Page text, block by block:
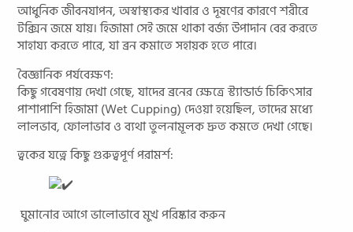
আধুনিক জীবনযাপন, অস্বাস্থ্যকর খাবার ও দূষণের কারণে শরীরে
টক্সিন জমে যায়। হিজামা সেই জমে থাকা বর্জ্য উপাদান বের করতে
সাহায্য করতে পারে, যা ব্রন কমাতে সহায়ক হতে পারে।
বৈজ্ঞানিক পর্যবেক্ষণ:
কিছু গবেষণায় দেখা গেছে, যাদের ব্রনের ক্ষেত্রে স্ট্যান্ডার্ড চিকিৎসার
পাশাপাশি হিজামা (Wet Cupping) দেওয়া হয়েছিল, তাদের মধ্যে
লালভাব, ফোলাভাব ও ব্যথা তুলনামূলক দ্রুত কমতে দেখা গেছে।
ত্বকের যত্নে কিছু গুরুত্বপূর্ণ পরামর্শ:
ঘুমানোর আগে ভালোভাবে মুখ পরিষ্কার করুন